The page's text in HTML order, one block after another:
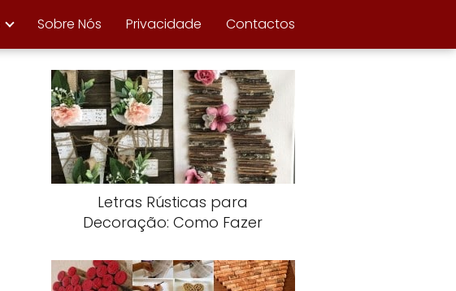
Sobre Nós Privacidade Contactos
Letras Rústicas para
Decoração: Como Fazer